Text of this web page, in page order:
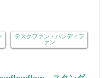
デスクファン・ハンディフ
ァン